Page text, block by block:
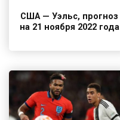
США — Уэльс, прогноз
на 21 ноября 2022 года